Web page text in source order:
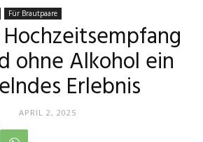
Hochzeitstraum
–
Für Brautpaare
ohne Alkohol ein
Erlebnis
APRIL 2, 2025